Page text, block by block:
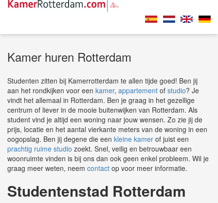
Kamer huren Rotterdam
Studenten zitten bij Kamerrotterdam te allen tijde goed! Ben jij
aan het rondkijken voor een kamer, appartement of studio? Je
vindt het allemaal in Rotterdam. Ben je graag in het gezellige
centrum of liever in de mooie buitenwijken van Rotterdam. Als
student vind je altijd een woning naar jouw wensen. Zo zie jij de
prijs, locatie en het aantal vierkante meters van de woning in een
oogopslag. Ben jij degene die een kleine kamer of juist een
prachtig ruime studio zoekt. Snel, veilig en betrouwbaar een
woonruimte vinden is bij ons dan ook geen enkel probleem. Wil je
graag meer weten, neem contact op voor meer informatie.
Studentenstad Rotterdam